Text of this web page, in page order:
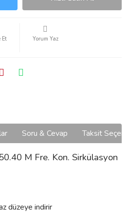
Et Yorum Yaz
Soru & Cevap Taksit
M Fre. Kon. Sirkülasyon
düzeye indirir